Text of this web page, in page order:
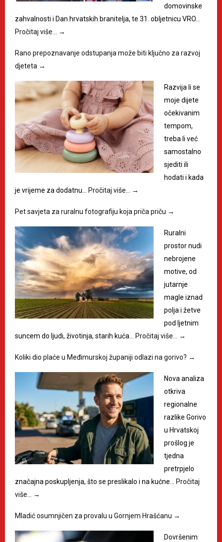
domovinske
zahvalnosti i Dan hrvatskih branitelja, te 31. obljetnicu VRO…
Pročitaj više… →
Rano prepoznavanje odstupanja može biti ključno za razvoj
djeteta →
Razvija li se
moje dijete
očekivanim
tempom,
treba li već
samostalno
sjediti ili
hodati i kada
je vrijeme za dodatnu… Pročitaj više… →
Pet savjeta za ruralnu fotografiju koja priča priču →
Ruralni
prostor nudi
nebrojene
motive, od
jutarnje
magle iznad
polja i žetve
pod ljetnim
suncem do ljudi, životinja, starih kuća… Pročitaj više… →
Koliki dio plaće u Međimurskoj županiji odlazi na gorivo? →
Nova analiza
otkriva
regionalne
razlike Gorivo
u Hrvatskoj
prošlog je
tjedna
pretrpjelo
značajna poskupljenja, što se preslikalo i na kućne… Pročitaj
više… →
Mladić osumnjičen za provalu u Gornjem Hrašćanu →
Dovršenim